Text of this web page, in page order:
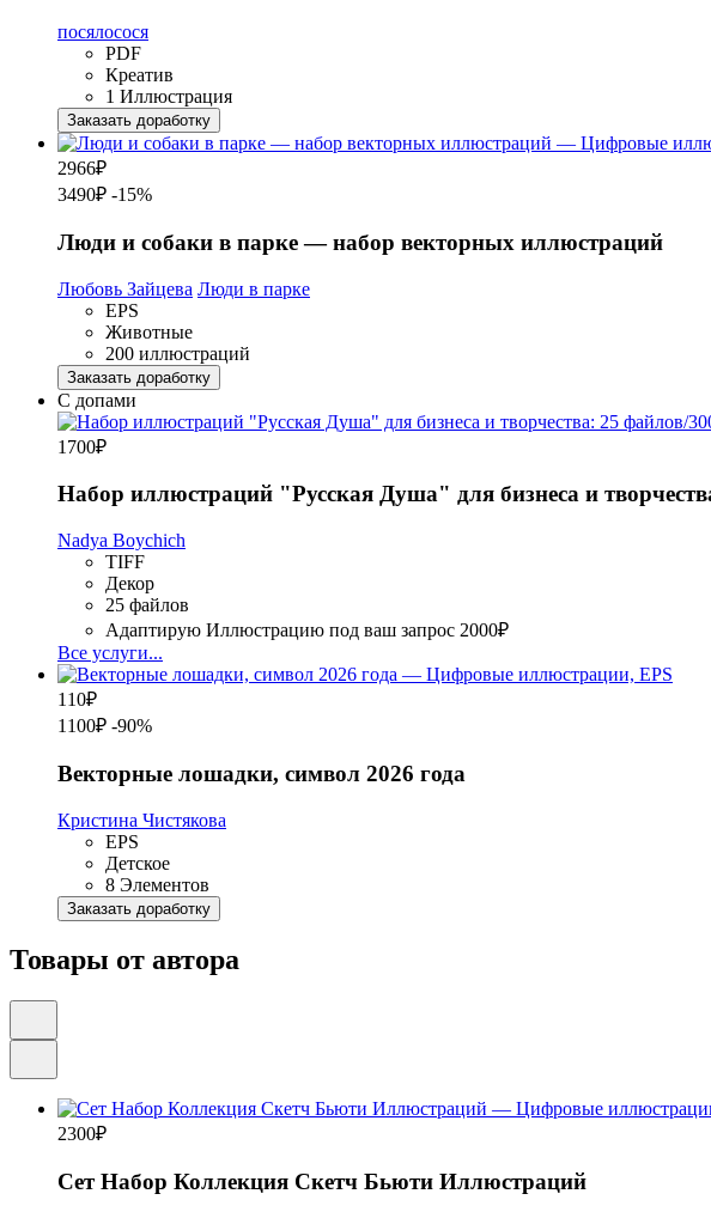
посялосося
PDF
Креатив
1 Иллюстрация
Заказать доработку
2966₽
3490₽ -15%
Люди и собаки в парке — набор векторных иллюстраций
Любовь Зайцева Люди в парке
EPS
Животные
200 иллюстраций
Заказать доработку
С допами
1700₽
Набор иллюстраций "Русская Душа" для бизнеса и
Nadya Boychich
TIFF
Декор
25 файлов
Адаптирую Иллюстрацию под ваш запрос 2000₽
Все услуги...
110₽
1100₽ -90%
Векторные лошадки, символ 2026 года
Кристина Чистякова
EPS
Детское
8 Элементов
Заказать доработку
Товары от автора
2300₽
Сет Набор Коллекция Скетч Бьюти Иллюстраций